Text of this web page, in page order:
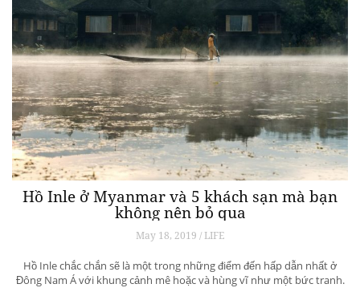
Business of Luxury: Giờ đây, châu Á là xa xỉ!
May 29, 2019 / Leader & Business
Tại sự kiện “Tương lai của ngành hàng xa xỉ: Hội nghị thương mại điện
các nhà lãnh đạo hàng đầu trên toàn thế giới để mổ xẻ và thảo luận về
thị trường thương mại điện tử đang tăng […]